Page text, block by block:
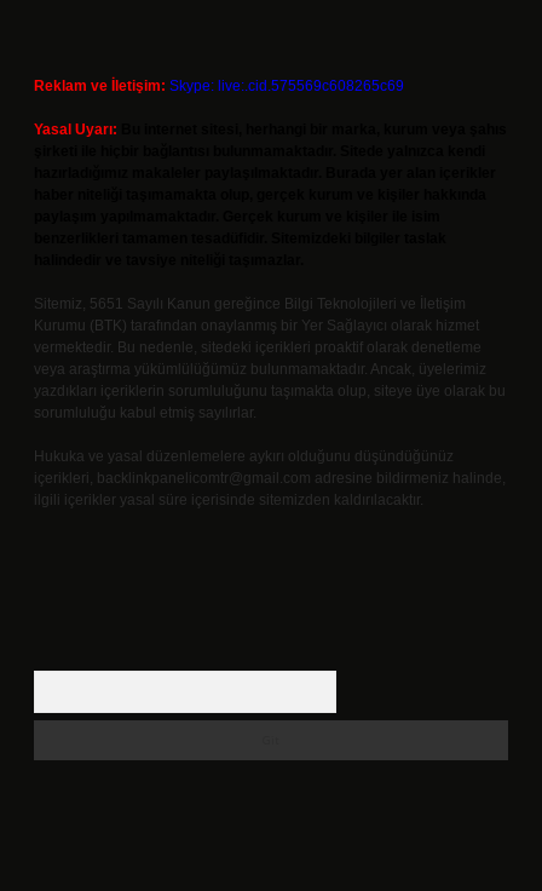
Reklam ve İletişim: Skype: live:.cid.575569c608265c69
Yasal Uyarı:
Sitemiz, 5651 Sayılı Kanun gereğince Bilgi Teknolojileri ve İletişim
Kurumu (BTK) tarafından onaylanmış bir Yer Sağlayıcı olarak hizmet
vermektedir. Bu nedenle, sitedeki içerikleri proaktif olarak denetleme
veya araştırma yükümlülüğümüz bulunmamaktadır. Ancak, üyelerimiz
yazdıkları içeriklerin sorumluluğunu taşımakta olup, siteye üye olarak bu
sorumluluğu kabul etmiş sayılırlar.
Hukuka ve yasal düzenlemelere aykırı olduğunu düşündüğünüz
içerikleri, backlinkpanelicomtr@gmail.com adresine bildirmeniz halinde,
ilgili içerikler yasal süre içerisinde sitemizden kaldırılacaktır.